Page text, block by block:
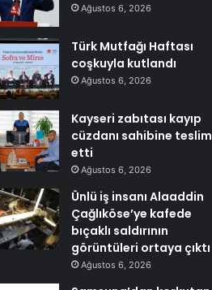
Ağustos 6, 2026
Türk Mutfağı Haftası
coşkuyla kutlandı
Ağustos 6, 2026
Kayseri zabıtası kayıp
cüzdanı sahibine teslim
etti
Ağustos 6, 2026
Ünlü iş insanı Alaaddin
Çağlıköse’ye kafede
bıçaklı saldırının
görüntüleri ortaya çıktı
Ağustos 6, 2026